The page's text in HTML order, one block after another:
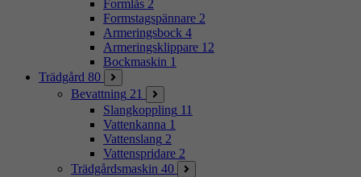
Formlås 2
Formstagspännare 2
Armeringsbock 4
Armeringsklippare 12
Bockmaskin 1
Trädgård 80
Bevattning 21
Slangkoppling 11
Vattenkanna 1
Vattenslang 2
Vattenspridare 2
Trädgårdsmaskin 40